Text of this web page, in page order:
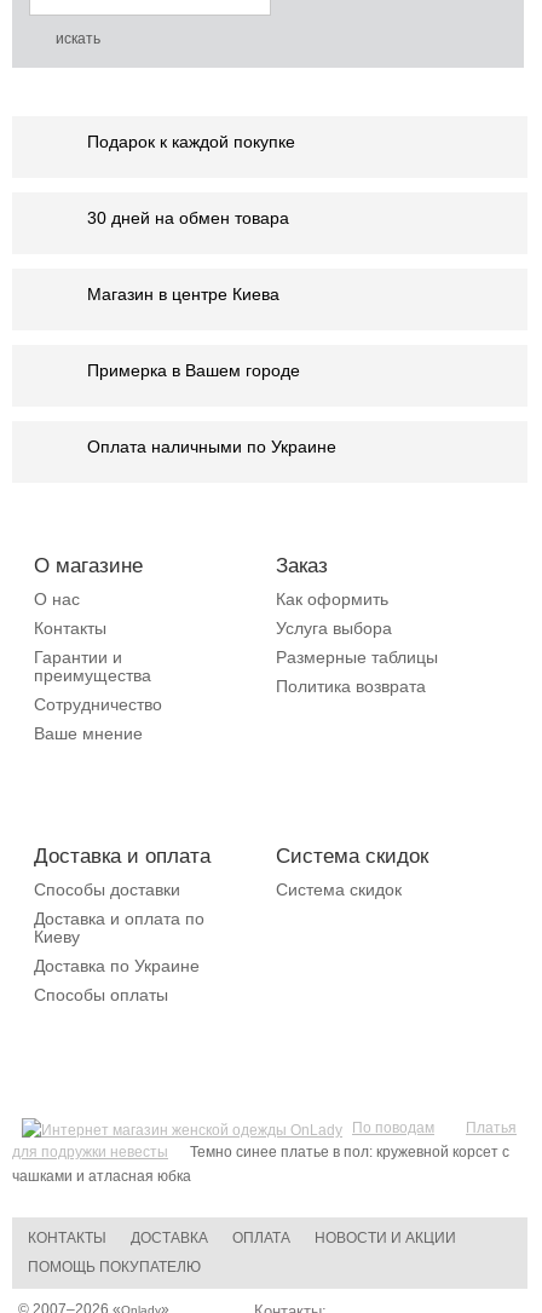
Подарок к каждой покупке
30 дней на обмен товара
Магазин в центре Киева
Примерка в Вашем городе
Оплата наличными по Украине
О магазине
О нас
Контакты
Гарантии и
преимущества
Сотрудничество
Ваше мнение
Заказ
Как оформить
Услуга выбора
Размерные таблицы
Политика возврата
Доставка и оплата
Способы доставки
Доставка и оплата по
Киеву
Доставка по Украине
Способы оплаты
Система скидок
Система скидок
По поводам
Платья
для подружки невесты
Темно синее платье в пол: кружевной корсет с
чашками и атласная юбка
КОНТАКТЫ ДОСТАВКА ОПЛАТА
НОВОСТИ И АКЦИИ
ПОМОЩЬ ПОКУПАТЕЛЮ
© 2007–2026 «Onlady»